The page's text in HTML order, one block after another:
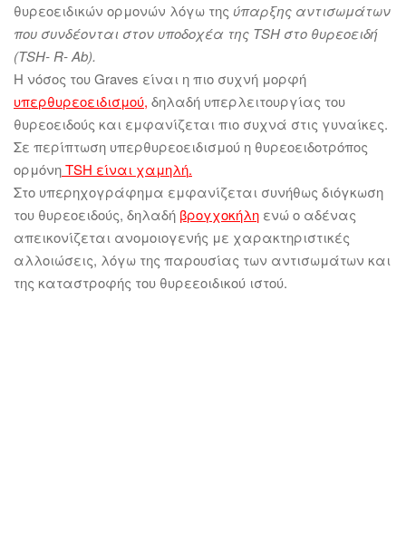
θυρεοειδικών ορμονών λόγω της ύπαρξης αντισωμάτων
που συνδέονται στον υποδοχέα της TSH στο θυρεοειδή
(TSH- R- Ab).
Η νόσος του Graves είναι η πιο συχνή μορφή
υπερθυρεοειδισμού, δηλαδή υπερλειτουργίας του
θυρεοειδούς και εμφανίζεται πιο συχνά στις γυναίκες.
Σε περίπτωση υπερθυρεοειδισμού η θυρεοειδοτρόπος
ορμόνηTSH είναι χαμηλή.
Στο υπερηχογράφημα εμφανίζεται συνήθως διόγκωση
του θυρεοειδούς, δηλαδή βρογχοκήλη ενώ ο αδένας
απεικονίζεται ανομοιογενής με χαρακτηριστικές
αλλοιώσεις, λόγω της παρουσίας των αντισωμάτων και
της καταστροφής του θυρεεοιδικού ιστού.